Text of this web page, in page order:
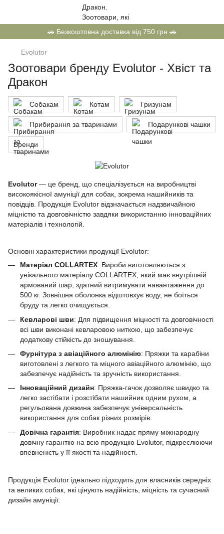
🚗 Безкоштовна доставка від 750 грн 🚗
Evolutor
Зоотовари бренду Evolutor - Хвіст та
Дракон
Собакам Котам Гризунам
Прибирання за тваринами Подарункові чашки
Бренди
Evolutor— це бренд, що спеціалізується на виробництві
високоякісної амуніції для собак, зокрема нашийників та
повідців. Продукція Evolutor відзначається надзвичайною
міцністю та довговічністю завдяки використанню інноваційних
матеріалів і технологій.
Основні характеристики продукції Evolutor:
Матеріал COLLARTEX: Вироби виготовляються з
унікального матеріалу COLLARTEX, який має внутрішній
армований шар, здатний витримувати навантаження до
500 кг. Зовнішня оболонка відштовхує воду, не боїться
бруду та легко очищується.
Кевларові шви: Для підвищення міцності та довговічності
всі шви виконані кевларовою ниткою, що забезпечує
додаткову стійкість до зношування.
Фурнітура з авіаційного алюмінію: Пряжки та карабіни
виготовлені з легкого та міцного авіаційного алюмінію, що
забезпечує надійність та зручність використання.
Інноваційний дизайн: Пряжка-гачок дозволяє швидко та
легко застібати і розстібати нашийник одним рухом, а
регульована довжина забезпечує універсальність
використання для собак різних розмірів.
Довічна гарантія: Виробник надає пряму міжнародну
довічну гарантію на всю продукцію Evolutor, підкреслюючи
впевненість у її якості та надійності.
Продукція Evolutor ідеально підходить для власників середніх
та великих собак, які цінують надійність, міцність та сучасний
дизайн амуніції.